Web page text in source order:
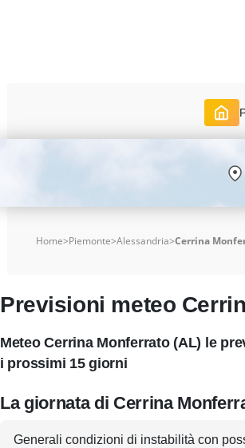
Home>Piemonte>Alessandria>Cerrina
Previsioni meteo
Meteo Cerrina Monferrato (AL) le
i prossimi 15 giorni
La giornata di Cerrina
Generali condizioni di instabilità con